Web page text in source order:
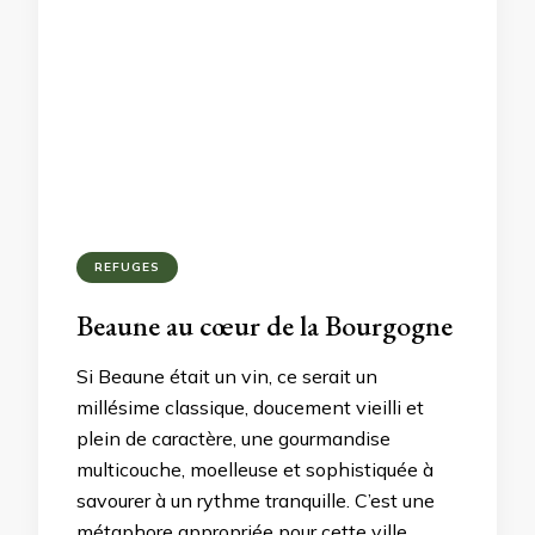
REFUGES
Beaune au cœur de la Bourgogne
Si Beaune était un vin, ce serait un
millésime classique, doucement vieilli et
plein de caractère, une gourmandise
multicouche, moelleuse et sophistiquée à
savourer à un rythme tranquille. C’est une